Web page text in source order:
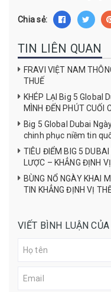
Chia sẻ:
TIN LIÊN QUAN
FRAVI VIỆT NAM
THUẾ
KHÉP LẠI Big 5 Global
MÌNH ĐẾN PHÚT CUỐI
Big 5 Global Dubai
chinh phục niềm tin
TIÊU ĐIỂM BIG 5 DUBAI
LƯỢC – KHẲNG ĐỊNH
BÙNG NỔ NGÀY KHAI
TIN KHẲNG ĐỊNH VỊ
VIẾT BÌNH LUẬN CỦA